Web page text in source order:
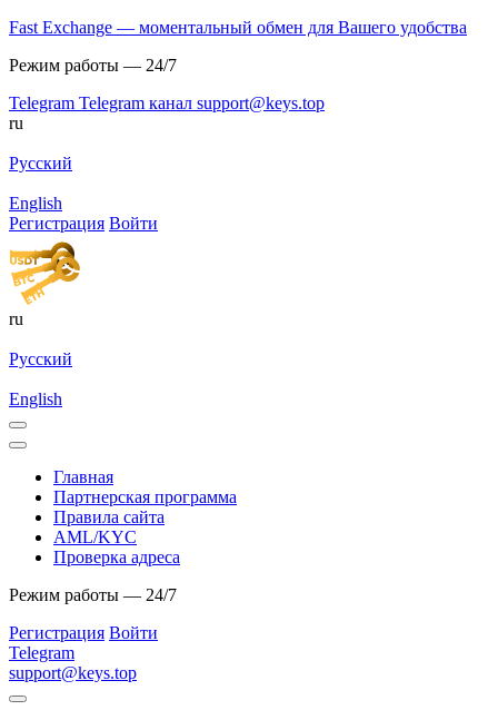
Fast Exchange — моментальный обмен для Вашего удобства
Режим работы — 24/7
Telegram Telegram канал support@keys.top
ru
Русский
English
Регистрация Войти
ru
Русский
English
Главная
Партнерская программа
Правила сайта
AML/KYC
Проверка адреса
Режим работы — 24/7
Регистрация Войти
Telegram
support@keys.top